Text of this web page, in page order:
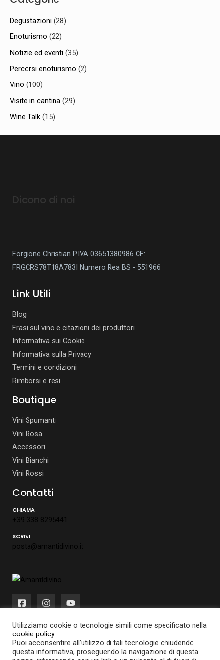
Degustazioni (28)
Enoturismo (22)
Notizie ed eventi (35)
Percorsi enoturismo (2)
Vino (100)
Visite in cantina (29)
Wine Talk (15)
Dicono di noi
Forgione Christian P.IVA 03651380986 CF:
FRGCRS78T18A783I Numero Rea BS - 551966
Link Utili
Blog
Frasi sul vino e citazioni dei produttori
Informativa sui Cookie
Informativa sulla Privacy
Termini e condizioni
Rimborsi e resi
Boutique
Vini Spumanti
Vini Rosa
Accessori
Vini Bianchi
Vini Rossi
Contatti
CHIAMA
+39 338 8295441
SCRIVI
posta@amantidivino.it
Utilizziamo cookie o tecnologie simili come specificato nella
cookie policy.
Puoi acconsentire all’utilizzo di tali tecnologie chiudendo
questa informativa, proseguendo la navigazione di questa